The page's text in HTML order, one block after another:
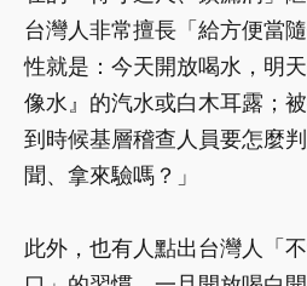
台灣人非常擅長「給方便當
性就是：今天開放喝水，明
像水』的汽水或白木耳露；
到時候基層稽查人員要怎麼
聞、拿來驗嗎？」
此外，也有人點出台灣人「